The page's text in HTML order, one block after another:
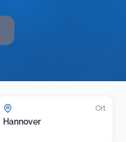
Ort
Hannover